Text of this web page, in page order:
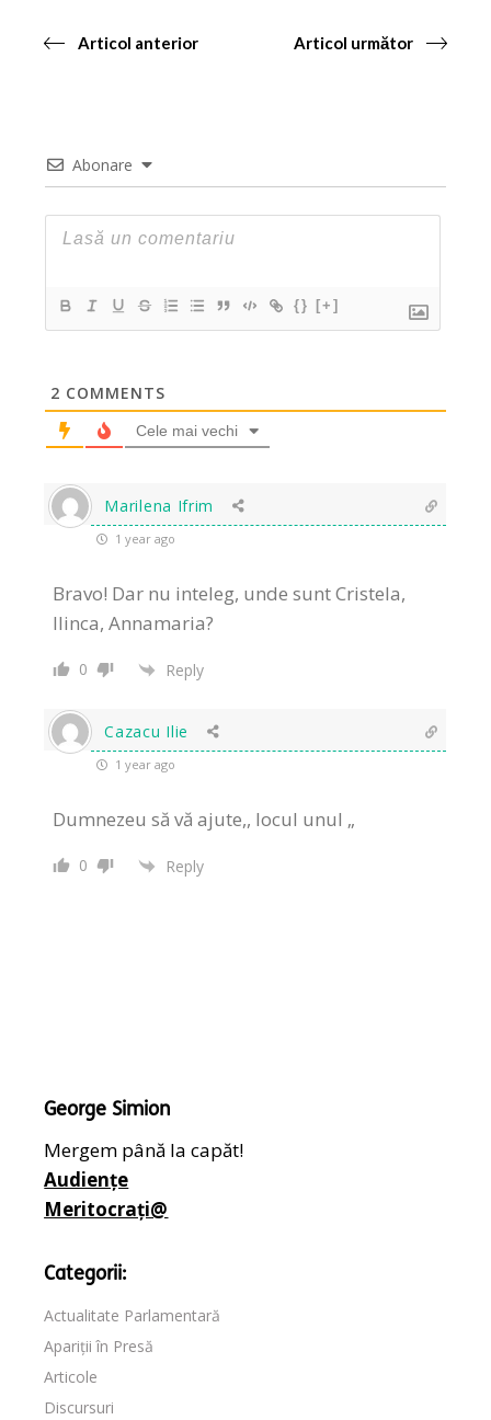
Articol anterior Articol următor
Abonare
{} [+]
2 COMMENTS
Cele mai vechi
Marilena Ifrim
1 year ago
Bravo! Dar nu inteleg, unde sunt Cristela,
Ilinca, Annamaria?
0 Reply
Cazacu Ilie
1 year ago
Dumnezeu să vă ajute,, locul unul „
0 Reply
George Simion
Mergem până la capăt!
Audiențe
Meritocrați@
Categorii:
Actualitate Parlamentară
Apariții în Presă
Articole
Discursuri